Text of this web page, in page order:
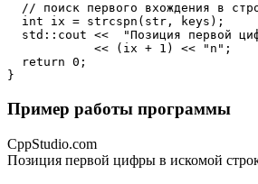
// поиск первого вхождения в
  int ix = strcspn(str, keys);
std::cout <<  "Позиция первой
<< (ix + 1) << "n";
  return 0;
}
Пример работы программы
CppStudio.com
Позиция первой цифры в искомой